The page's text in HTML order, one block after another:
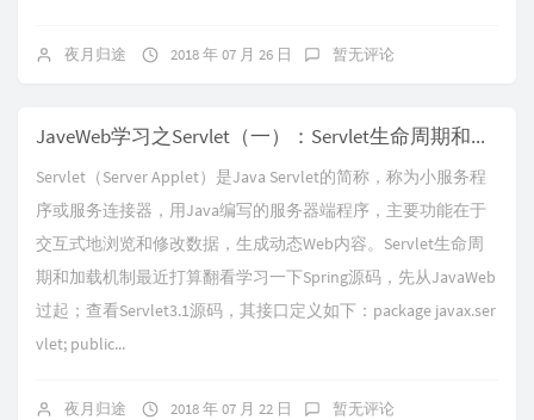
夜月归途 2018 年 07 月 26 日 暂无评论
JaveWeb学习之Servlet（一）：Servlet生命周期和加载机制
Servlet（Server Applet）是Java Servlet的简称，称为小服务程
序或服务连接器，用Java编写的服务器端程序，主要功能在于
交互式地浏览和修改数据，生成动态Web内容。Servlet生命周
期和加载机制最近打算翻看学习一下Spring源码，先从JavaWeb
过起；查看Servlet3.1源码，其接口定义如下：package javax.ser
vlet; public...
夜月归途 2018 年 07 月 22 日 暂无评论